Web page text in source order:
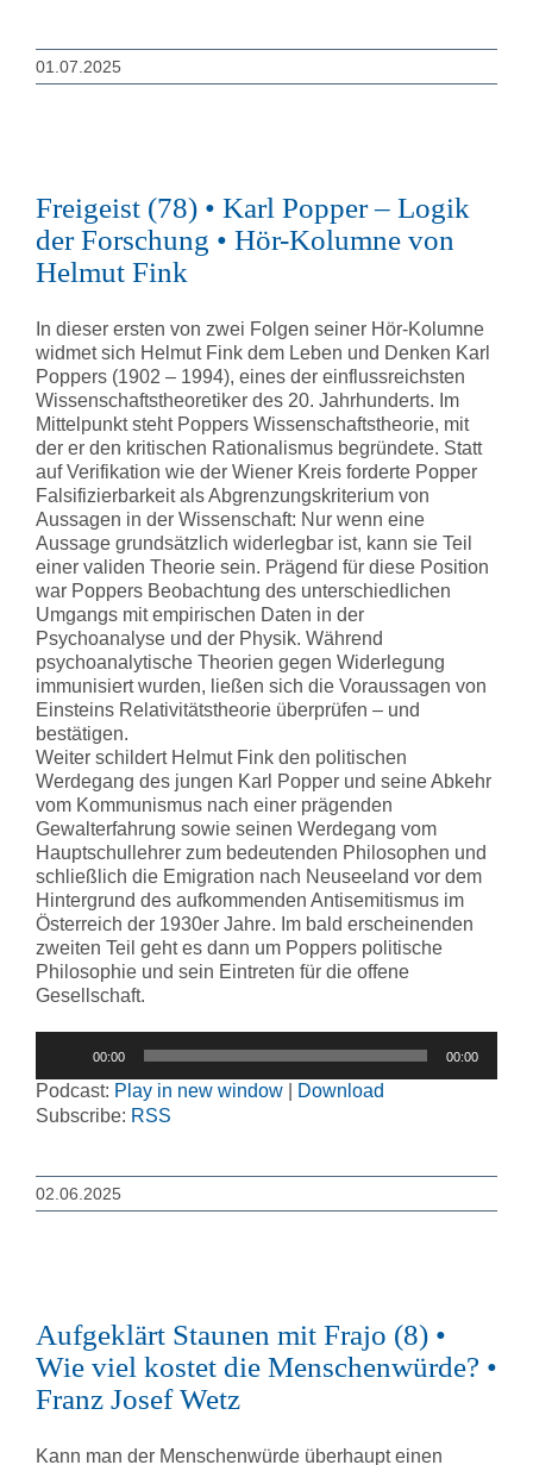
01.07.2025
Freigeist (78) • Karl Popper – Logik
der Forschung • Hör-Kolumne von
Helmut Fink
In dieser ersten von zwei Folgen seiner Hör-Kolumne
widmet sich Helmut Fink dem Leben und Denken Karl
Poppers (1902 – 1994), eines der einflussreichsten
Wissenschaftstheoretiker des 20. Jahrhunderts. Im
Mittelpunkt steht Poppers Wissenschaftstheorie, mit
der er den kritischen Rationalismus begründete. Statt
auf Verifikation wie der Wiener Kreis forderte Popper
Falsifizierbarkeit als Abgrenzungskriterium von
Aussagen in der Wissenschaft: Nur wenn eine
Aussage grundsätzlich widerlegbar ist, kann sie Teil
einer validen Theorie sein. Prägend für diese Position
war Poppers Beobachtung des unterschiedlichen
Umgangs mit empirischen Daten in der
Psychoanalyse und der Physik. Während
psychoanalytische Theorien gegen Widerlegung
immunisiert wurden, ließen sich die Voraussagen von
Einsteins Relativitätstheorie überprüfen – und
bestätigen.
Weiter schildert Helmut Fink den politischen
Werdegang des jungen Karl Popper und seine Abkehr
vom Kommunismus nach einer prägenden
Gewalterfahrung sowie seinen Werdegang vom
Hauptschullehrer zum bedeutenden Philosophen und
schließlich die Emigration nach Neuseeland vor dem
Hintergrund des aufkommenden Antisemitismus im
Österreich der 1930er Jahre. Im bald erscheinenden
zweiten Teil geht es dann um Poppers politische
Philosophie und sein Eintreten für die offene
Gesellschaft.
00:00 00:00
Podcast: Play in new window
Download
Subscribe: RSS
02.06.2025
Aufgeklärt Staunen mit Frajo (8) •
Wie viel kostet die Menschenwürde? •
Franz Josef Wetz
Kann man der Menschenwürde überhaupt einen